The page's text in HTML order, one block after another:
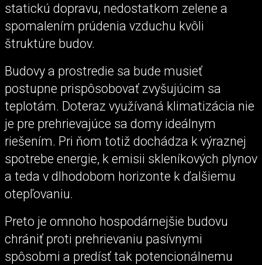
statickú dopravu, nedostatkom zelene a
spomalením prúdenia vzduchu kvôli
štruktúre budov.
Budovy a prostredie sa bude musieť
postupne prispôsobovať zvyšujúcim sa
teplotám. Doteraz využívaná klimatizácia nie
je pre prehrievajúce sa domy ideálnym
riešením. Pri ňom totiž dochádza k výraznej
spotrebe energie, k emisii skleníkových plynov
a teda v dlhodobom horizonte k ďalšiemu
otepľovaniu.
Preto je omnoho hospodárnejšie budovu
chrániť proti prehrievaniu pasívnymi
spôsobmi a predísť tak potencionálnemu